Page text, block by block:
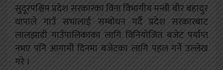
सुदूरपश्चिम प्रदेश सरकारका विना विभागीय मन्त्री बीर बहादुर
थापाले गाउँ सभालाई सम्बोधन गर्दै प्रदेश सरकारबाट
लालझाडी गाउँपालिकाका लागि विनियोजित बजेट पर्याप्त
नभए पनि आगामी दिनमा बजेटका लागि पहल गर्ने उल्लेख
गरे ।